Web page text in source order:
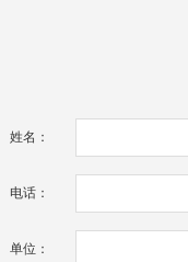
姓名：
电话：
单位：